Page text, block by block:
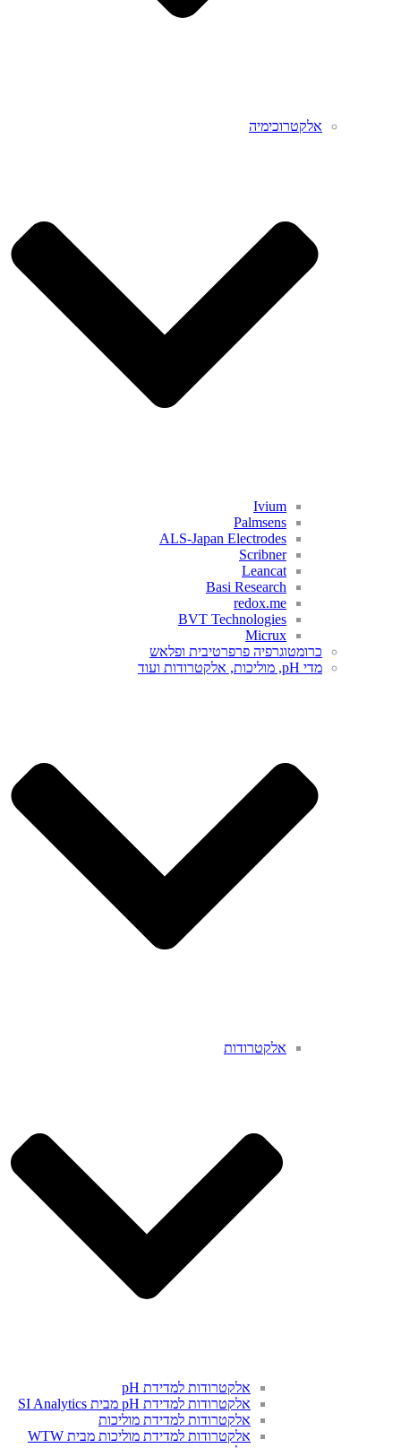
אלקטרוכימיה
Ivium
Palmsens
ALS-Japan Electrodes
Scribner
Leancat
Basi Research
redox.me
BVT Technologies
Micrux
כרומטוגרפיה פרפרטיבית ופלאש
מדי pH, מוליכות, אלקטרודות ועוד
אלקטרודות
אלקטרודות למדידת pH
אלקטרודות למדידת pH מבית SI Analytics
אלקטרודות למדידת מוליכות
אלקטרודות למדידת מוליכות מבית WTW